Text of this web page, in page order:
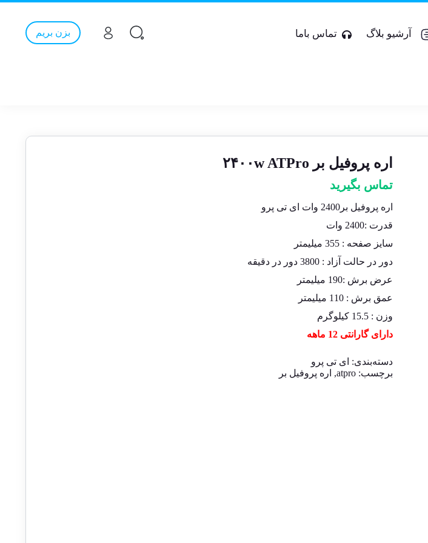
آرشیو بلاگ تماس باما بزن بریم
اره پروفیل بر ۲۴۰۰w ATPro
تماس بگیرید
اره پروفیل بر2400 وات ای تی پرو
قدرت :2400 وات
سایز صفحه : 355 میلیمتر
دور در حالت آزاد : 3800 دور در دقیقه
عرض برش :190 میلیمتر
عمق برش : 110 میلیمتر
وزن : 15.5 کیلوگرم
دارای گارانتی 12 ماهه
دسته‌بندی: ای تی پرو
برچسب: atpro
, اره پروفیل بر